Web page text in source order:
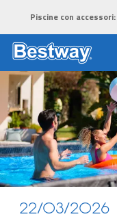
Piscine con
22/03/2026